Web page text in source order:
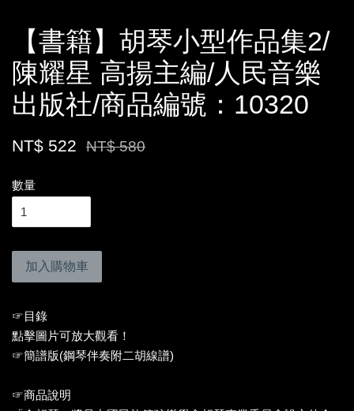
【書籍】胡琴小型作品集2/
陳耀星 高揚主編/人民音樂
出版社/商品編號：10320
NT$ 522 NT$ 580
數量
加入購物車
☞目錄
點擊圖片可放大觀看！
☞簡譜版(鋼琴伴奏附二胡線譜)
☞商品說明